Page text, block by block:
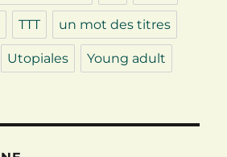
TTT un mot des titres
Utopiales Young adult